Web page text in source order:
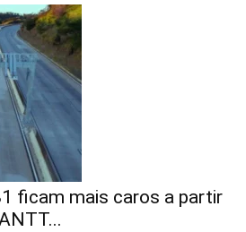
ficam mais caros a partir